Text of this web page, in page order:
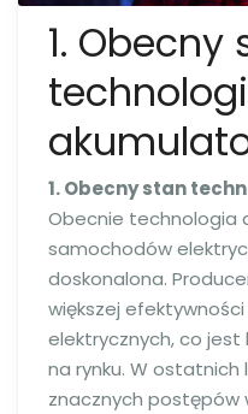
1. Obecny
1. Obecny stan
Obecnie technologia
samochodów
doskonalona.
większej
elektrycznych, co jest
na rynku. W
znacznych postępów